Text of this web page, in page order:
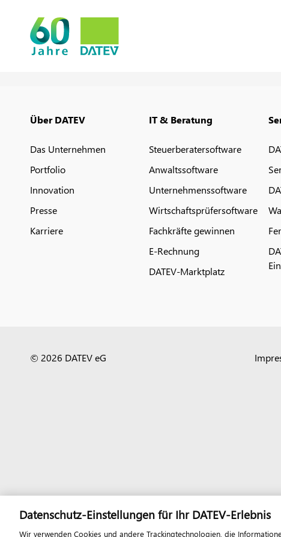
Über DATEV
Das Unternehmen
Portfolio
Innovation
Presse
Karriere
IT & Beratung
Steuerberatersoftware
Anwaltssoftware
Unternehmenssoftware
Wirtschaftsprüfersoftware
Fachkräfte gewinnen
E-Rechnung
DATEV-Marktplatz
© 2026 DATEV eG
Datenschutz-Einstellungen für Ihr DATEV-Erlebnis
Wir verwenden Cookies und andere Trackingtechnologien, die